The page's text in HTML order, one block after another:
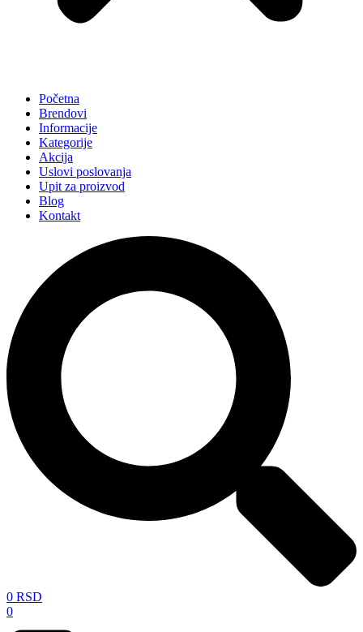
Početna
Brendovi
Informacije
Kategorije
Akcija
Uslovi poslovanja
Upit za proizvod
Blog
Kontakt
0 RSD
0